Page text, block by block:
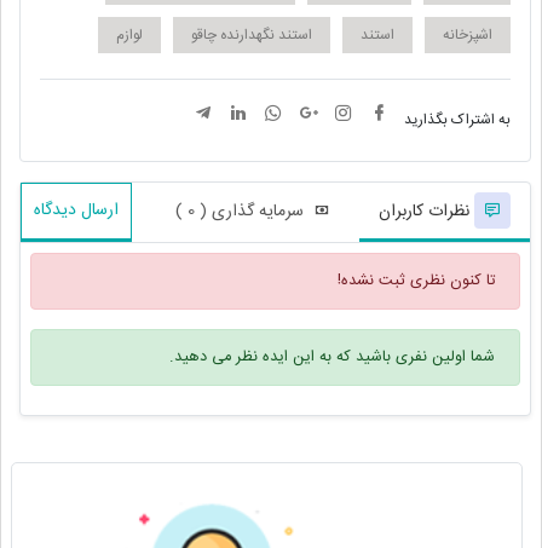
اشپزخانه
استند استند نگهدارنده چاقو لوازم
به اشتراک بگذارید
نظرات کاربران سرمایه گذاری ( 0 ) ارسال دیدگاه
تا کنون نظری ثبت نشده!
شما اولین نفری باشید که به این ایده نظر می دهید.